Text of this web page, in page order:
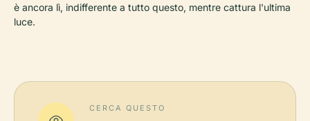
è ancora lì, indifferente a tutto questo, mentre cattura l'ultima
luce.
CERCA QUESTO